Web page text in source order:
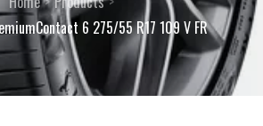
6 275/55 R17 109 V FR